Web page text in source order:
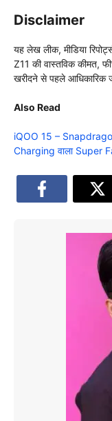
Disclaimer
यह लेख लीक, मीडिया
Z11 की वास्तविक कीमत,
खरीदने से पहले आधिकारिक
Also Read
iQOO 15 –
Charging वाला Super